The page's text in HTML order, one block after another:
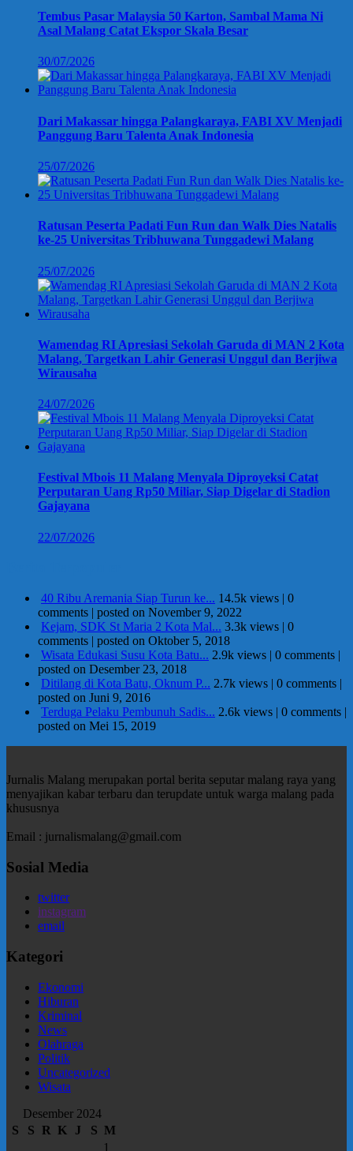
Tembus Pasar Malaysia 50 Karton, Sambal Mama Ni
Asal Malang Catat Ekspor Skala Besar
30/07/2026
Dari Makassar hingga Palangkaraya, FABI XV Menjadi
Panggung Baru Talenta Anak Indonesia
25/07/2026
Ratusan Peserta Padati Fun Run dan Walk Dies Natalis
ke-25 Universitas Tribhuwana Tunggadewi Malang
25/07/2026
Wamendag RI Apresiasi Sekolah Garuda di MAN 2 Kota
Malang, Targetkan Lahir Generasi Unggul dan Berjiwa
Wirausaha
24/07/2026
Festival Mbois 11 Malang Menyala Diproyeksi Catat
Perputaran Uang Rp50 Miliar, Siap Digelar di Stadion
Gajayana
22/07/2026
40 Ribu Aremania Siap Turun ke... 14.5k views | 0
comments | posted on November 9, 2022
Kejam, SDK St Maria 2 Kota Mal... 3.3k views | 0
comments | posted on Oktober 5, 2018
Wisata Edukasi Susu Kota Batu... 2.9k views | 0 comments |
posted on Desember 23, 2018
Ditilang di Kota Batu, Oknum P... 2.7k views | 0 comments |
posted on Juni 9, 2016
Terduga Pelaku Pembunuh Sadis... 2.6k views | 0 comments |
posted on Mei 15, 2019
Jurnalis Malang merupakan portal berita seputar malang raya yang
menyajikan kabar terbaru dan terupdate untuk warga malang pada
khususnya
Email : jurnalismalang@gmail.com
Sosial Media
twitter
instagram
email
Kategori
Ekonomi
Hiburan
Kriminal
News
Olahraga
Politik
Uncategorized
Wisata
Desember 2024
S
S R K J S M
1